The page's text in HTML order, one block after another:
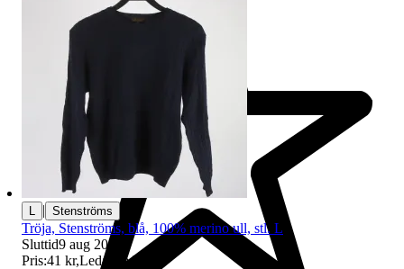
| Stenströms
Tröja, Stenströms, blå, 100% merino ull, stl. L
Sluttid9 aug 20:49
Pris:41 kr,Ledande bud